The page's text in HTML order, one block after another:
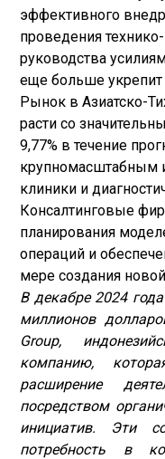
эффективного
проведения
руководства
еще больше
Рынок в Азиатско-
расти со
9,77% в течение
крупномасштабным
клиники и
Консалтинговые
планирования
операций и
мере создания
В декабре 2024
миллионов
Group,
компанию,
расширение
посредством
инициатив. Эти
потребность в